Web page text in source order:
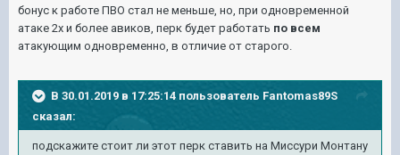
бонус к работе ПВО стал не меньше, но, при одновременной
атаке 2х и более авиков, перк будет работать по всем
атакующим одновременно, в отличие от старого.
В 30.01.2019 в 17:25:14 пользователь Fantomas89S
сказал:
подскажите стоит ли этот перк ставить на Миссури Монтану